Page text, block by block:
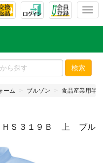
T
l
e
n
v
a
検索
ーム ブルゾン 食品産業用半袖
Ｓ３１９Ｂ 上 ブル